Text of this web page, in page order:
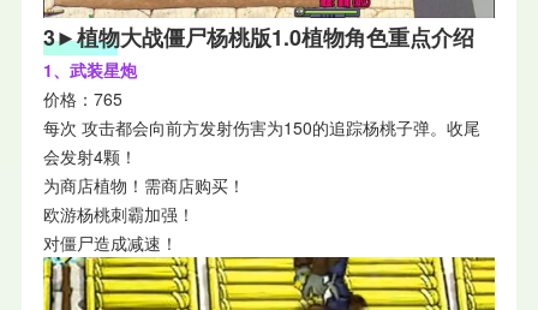
3►植物大战僵尸杨桃版1.0植物角色重点介绍
1、武装星炮
价格：765
每次 攻击都会向前方发射伤害为150的追踪杨桃子弹。收尾
会发射4颗！
为商店植物！需商店购买！
欧游杨桃刺霸加强！
对僵尸造成减速！